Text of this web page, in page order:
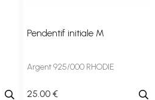
Pendentif initiale M
Argent 925/000 RHODIE
25.00 €